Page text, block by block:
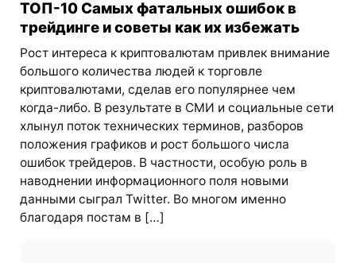
ТОП-10 Самых фатальных ошибок в
трейдинге и советы как их избежать
Рост интереса к криптовалютам привлек внимание
большого количества людей к торговле
криптовалютами, сделав его популярнее чем
когда-либо. В результате в СМИ и социальные сети
хлынул поток технических терминов, разборов
положения графиков и рост большого числа
ошибок трейдеров. В частности, особую роль в
наводнении информационного поля новыми
данными сыграл Twitter. Во многом именно
благодаря постам в […]